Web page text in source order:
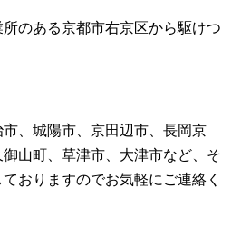
のある京都市右京区から駆けつ
、城陽市、京田辺市、長岡京
山町、草津市、大津市など、そ
おりますのでお気軽にご連絡く